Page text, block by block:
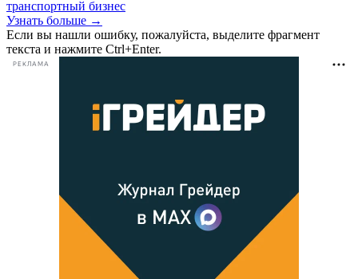
транспортный бизнес
Узнать больше →
Если вы нашли ошибку, пожалуйста, выделите фрагмент
текста и нажмите Ctrl+Enter.
РЕКЛАМА